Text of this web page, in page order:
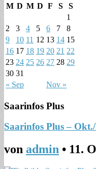
M D M D F S S
« Sep Nov »
1
2
3 4 5 6 7
8
9
10 11 12 13 14 15
16 17 18 19 20 21 22
23 24 25 26 27 28 29
30 31
Saarinfos Plus
Saarinfos Plus –
von admin • 11.